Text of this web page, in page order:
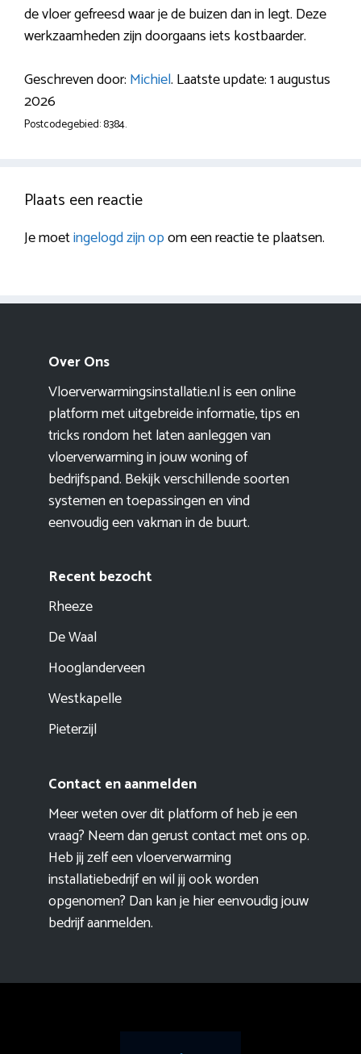
de vloer gefreesd waar je de buizen dan in legt. Deze
werkzaamheden zijn doorgaans iets kostbaarder.
Geschreven door: Michiel. Laatste update: 1 augustus
2026
Postcodegebied: 8384.
Plaats een reactie
Je moetingelogd zijn opom een reactie te plaatsen.
Over Ons
Vloerverwarmingsinstallatie.nl is een online
platform met uitgebreide informatie, tips en
tricks rondom het laten aanleggen van
vloerverwarming in jouw woning of
bedrijfspand. Bekijk verschillende soorten
systemen en toepassingen en vind
eenvoudig een vakman in de buurt.
Recent bezocht
Rheeze
De Waal
Hooglanderveen
Westkapelle
Pieterzijl
Contact en aanmelden
Meer weten over dit platform of heb je een
vraag? Neem dan gerust contact met ons op.
Heb jij zelf een vloerverwarming
installatiebedrijf en wil jij ook worden
opgenomen? Dan kan je hier eenvoudigjouw
bedrijf aanmelden.